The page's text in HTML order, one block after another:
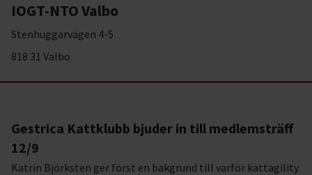
IOGT-NTO Valbo
Stenhuggarvägen 4-5
818 31 Valbo
Gestrica Kattklubb bjuder in till medlemsträff
12/9
Katrin Björksten ger först en bakgrund till varför kattagility